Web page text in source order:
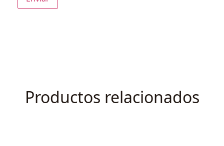
Productos relacionados